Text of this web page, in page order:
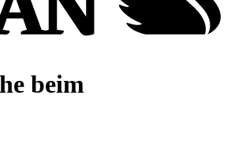
beim